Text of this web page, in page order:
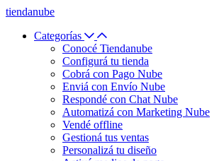
tiendanube
Categorías
Conocé Tiendanube
Configurá tu tienda
Cobrá con Pago Nube
Enviá con Envío Nube
Respondé con Chat Nube
Automatizá con Marketing Nube
Vendé offline
Gestioná tus ventas
Personalizá tu diseño